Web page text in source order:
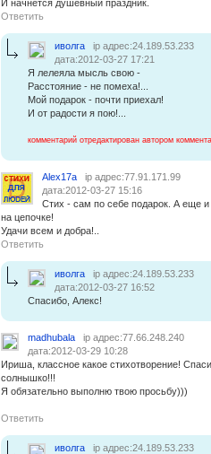
И начнется душевный праздник.
Ответить
иволга
ip адрес:24.189.53.233
дата:2012-03-27 17:21
Я лелеяла мысль свою -
Расстояние - не помеха!...
Мой подарок - почти приехал!
И от радости я пою!...
комментарий отредактирован автором
Alex17a
ip адрес:77.91.171.99
дата:2012-03-27 15:16
Стих - сам по себе подарок. А еще
на цепочке!
Удачи всем и добра!..
Ответить
иволга
ip адрес:24.189.53.233
дата:2012-03-27 16:52
Спасибо, Алекс!
madhubala
ip адрес:77.66.248.240
дата:2012-03-29 10:28
Ириша, классное какое стихотворение!
солнышко!!!
Я обязательно выполню твою просьбу)))
Ответить
иволга
ip адрес:24.189.53.233